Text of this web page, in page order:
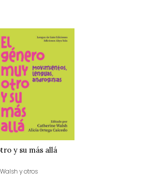
y su más allá
y otros